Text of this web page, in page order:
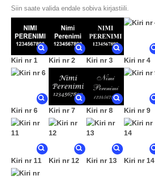
Siin saate valida endale sobiva kirjastiili.
Kiri nr 1 Kiri nr 2 Kiri nr 3 Kiri nr 4
Kiri nr 6 Kiri nr 7 Kiri nr 8 Kiri nr 9
Kiri nr 11 Kiri nr 12 Kiri nr 13 Kiri nr 14